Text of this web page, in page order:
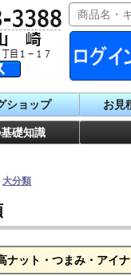
ショップ お見
礎知識
大分類
ット・つまみ・アイ